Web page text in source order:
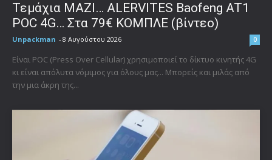
Τεμάχια ΜΑΖΙ… ALERVITES Baofeng AT1
POC 4G… Στα 79€ ΚΟΜΠΛΕ (βίντεο)
Unpackman - 8 Αυγούστου 2026 0
Είναι POC (Press Over Cellular) χρησιμοποιεί το δίκτυο κινητής 4G
κι είναι απόλυτα νόμιμος για όλους μας... Μπορείς και μιλάς από
την μια άκρη της...